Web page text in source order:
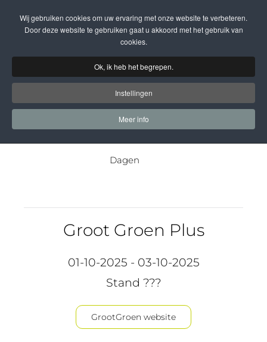
Wij gebruiken cookies om uw ervaring met onze website te verbeteren.
Door deze website te gebruiken gaat u akkoord met het gebruik van
cookies.
Ok, ik heb het begrepen.
Instellingen
Meer info
Terug naar hoofdinhoud
Bezoek ons over
00
Dagen
Groot Groen Plus
01-10-2025 - 03-10-2025
Stand ???
GrootGroen website